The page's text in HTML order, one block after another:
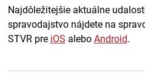
Najdôležitejšie aktuálne
spravodajstvo nájdete na
STVR pre iOS alebo Android.